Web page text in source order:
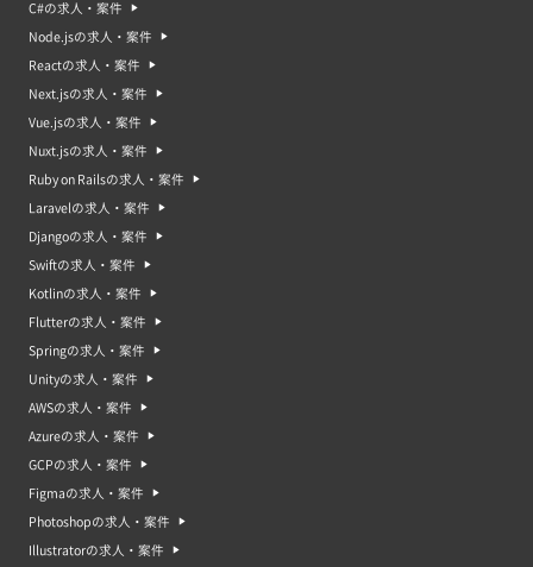
C#の求人・案件
Node.jsの求人・案件
Reactの求人・案件
Next.jsの求人・案件
Vue.jsの求人・案件
Nuxt.jsの求人・案件
Ruby on Railsの求人・案件
Laravelの求人・案件
Djangoの求人・案件
Swiftの求人・案件
Kotlinの求人・案件
Flutterの求人・案件
Springの求人・案件
Unityの求人・案件
AWSの求人・案件
Azureの求人・案件
GCPの求人・案件
Figmaの求人・案件
Photoshopの求人・案件
Illustratorの求人・案件